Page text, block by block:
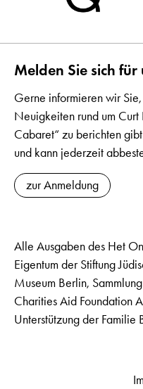
Melden Sie sich
Gerne informieren wir
Neuigkeiten rund um
Cabaret“ zu berichten
und kann jederzeit
zur Anmeldung
Alle Ausgaben des Het
Eigentum der Stiftung
Museum Berlin,
Charities Aid Foundation
Unterstützung der Familie